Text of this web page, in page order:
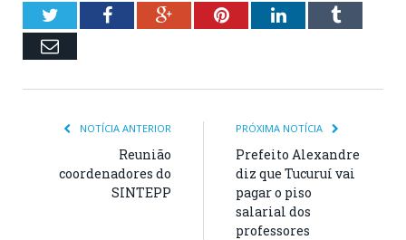
TwitterFacebookGoogle+PinterestLinkedInTumblr
Email
NOTÍCIA ANTERIOR
Reunião
coordenadores do
SINTEPP
PRÓXIMA NOTÍCIA
Prefeito Alexandre
diz que Tucuruí vai
pagar o piso
salarial dos
professores